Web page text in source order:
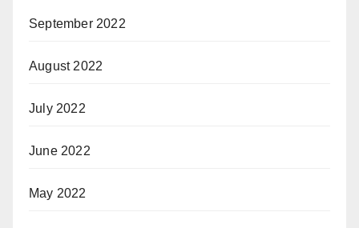
September 2022
August 2022
July 2022
June 2022
May 2022